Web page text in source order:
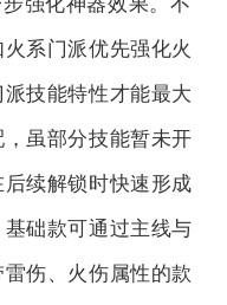
系门派优先强化火
技能特性才能最大
虽部分技能暂未开
续解锁时快速形成
础款可通过主线与
伤、火伤属性的款